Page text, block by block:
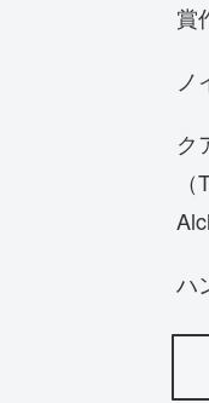
賞
ノ
ク
ハ